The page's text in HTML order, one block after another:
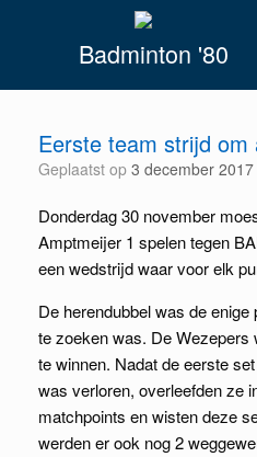
Badminton '80
Eerste team strijd om
Geplaatst op 3 december 2017
Donderdag 30 november
Amptmeijer 1 spelen tegen
een wedstrijd waar voor elk
De herendubbel was de
te zoeken was. De Wezepers
te winnen. Nadat de eerste
was verloren, overleefden ze
matchpoints en wisten deze
werden er ook nog 2